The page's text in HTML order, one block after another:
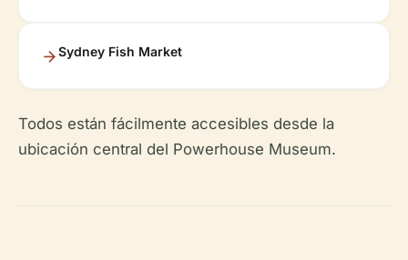
Sydney Fish Market
Todos están fácilmente accesibles desde la
ubicación central del Powerhouse Museum.